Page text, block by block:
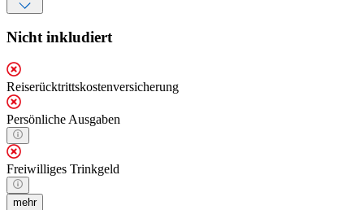
Nicht inkludiert
Reiserücktrittskostenversicherung
Persönliche Ausgaben
Freiwilliges Trinkgeld
mehr